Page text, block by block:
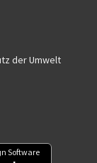
der Umwelt
Software